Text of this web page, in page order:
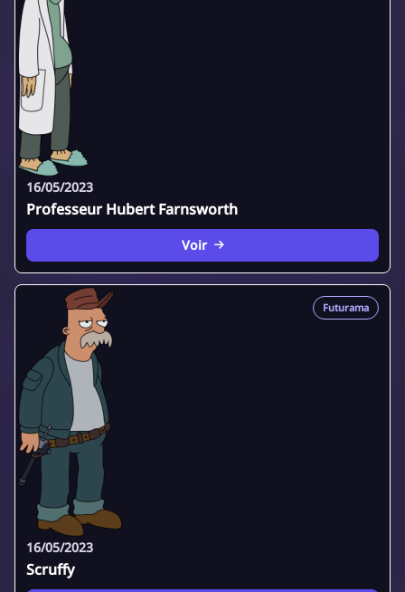
16/05/2023
Professeur Hubert Farnsworth
Voir
Futurama
16/05/2023
Scruffy